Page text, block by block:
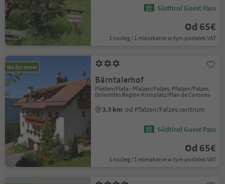
Südtirol Guest Pass
Od 65€
1 nocleg / 1 mieszkanie w tym podatek VAT
Na życzenie
Bärntalerhof
Platten/Plata - Pfalzen/Falzes, Pfalzen/Falzes,
Dolomites Region Kronplatz/Plan de Corones
3.3 km od Pfalzen/Falzes centrum
Südtirol Guest Pass
Od 65€
1 nocleg / 1 mieszkanie w tym podatek VAT